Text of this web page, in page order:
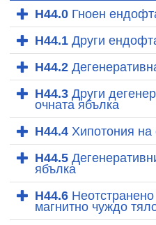
H44.0 Гноен
H44.1 Други
H44.2
H44.3 Други
очната ябълка
H44.4 Хипотония на
H44.5
ябълка
H44.6
магнитно чуждо